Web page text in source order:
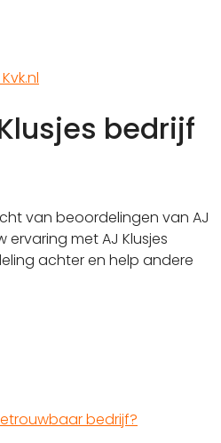
bedrijf
van beoordelingen van AJ
ervaring met AJ Klusjes
achter en help andere
bedrijf?